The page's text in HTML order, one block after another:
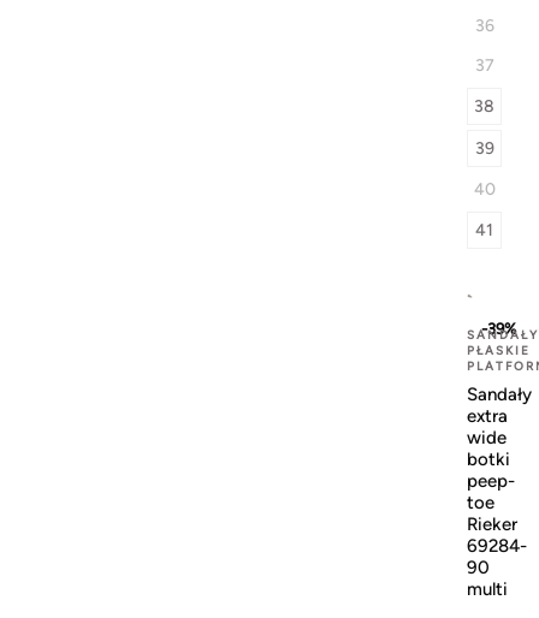
36
37
38
39
40
41
-39%
SANDAŁY
PŁASKIE
Sandały
extra
wide
botki
peep-
toe
Rieker
69284-
90
multi